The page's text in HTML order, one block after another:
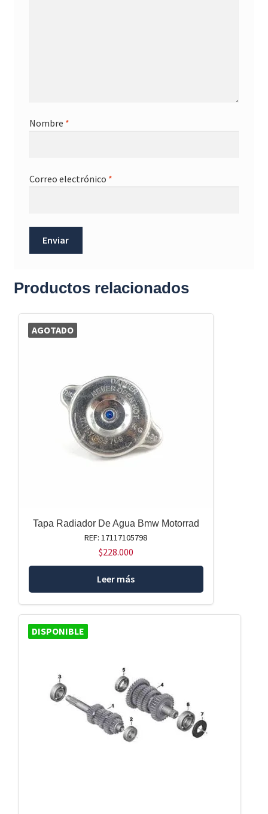
Nombre *
Correo electrónico *
Productos relacionados
AGOTADO
Tapa Radiador De Agua Bmw Motorrad
REF: 17117105798
$228.000
Leer más
DISPONIBLE